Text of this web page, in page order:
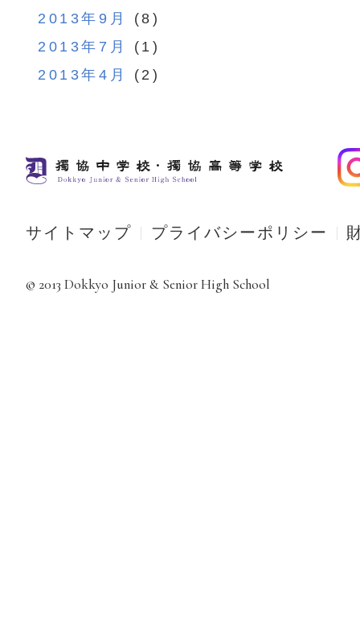
2013年9月
(8)
2013年7月
(1)
2013年4月
(2)
サイトマップ プライバシーポリシー
© 2013 Dokkyo Junior & Senior High School